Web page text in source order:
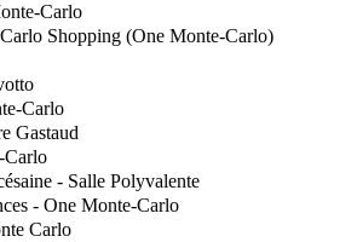
Carlo
Shopping (One Monte-Carlo)
Carlo
Gastaud
Carlo
- Salle Polyvalente
- One Monte-Carlo
Carlo